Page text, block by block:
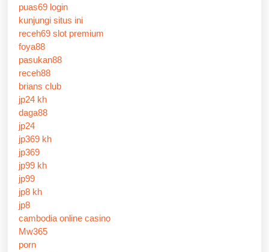
puas69 login
kunjungi situs ini
receh69 slot premium
foya88
pasukan88
receh88
brians club
jp24 kh
daga88
jp24
jp369 kh
jp369
jp99 kh
jp99
jp8 kh
jp8
cambodia online casino
Mw365
porn